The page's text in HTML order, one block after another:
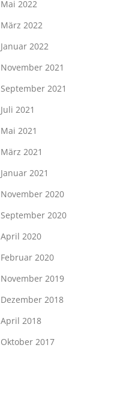
Mai 2022
März 2022
Januar 2022
November 2021
September 2021
Juli 2021
Mai 2021
März 2021
Januar 2021
November 2020
September 2020
April 2020
Februar 2020
November 2019
Dezember 2018
April 2018
Oktober 2017